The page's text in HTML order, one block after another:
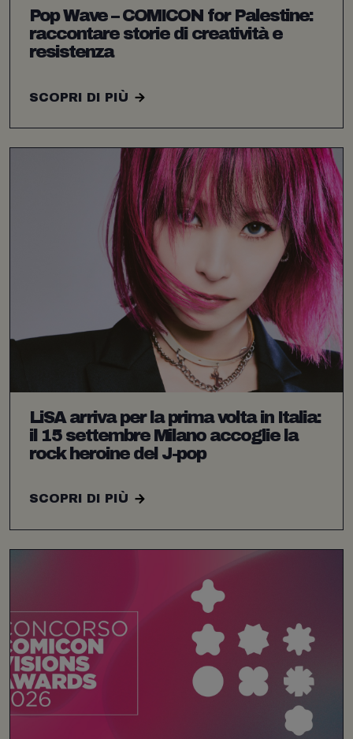
Pop Wave – COMICON for Palestine:
raccontare storie di creatività e
resistenza
SCOPRI DI PIÙ
LiSA arriva per la prima volta in Italia:
il 15 settembre Milano accoglie la
rock heroine del J-pop
SCOPRI DI PIÙ